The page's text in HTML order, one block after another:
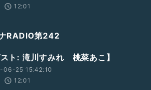
12:01
RADIO第242
スト: 滝川すみれ 桃菜あこ】
06-25 15:42:10
12:01